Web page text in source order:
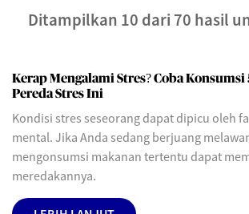
Ditampilkan 10 dari 70 hasil
Kerap Mengalami Stres? Coba Konsumsi
Pereda Stres Ini
Kondisi stres seseorang dapat dipicu oleh
mental. Jika Anda sedang berjuang
mengonsumsi makanan tertentu dapat
meredakannya.